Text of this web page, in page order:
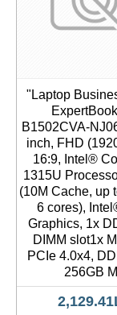
"Laptop
B1502CVA-
inch, FHD
16:9, Intel®
1315U
(10M Cache, up
6 cores),
Graphics, 1x
DIMM slot1x
PCIe 4.0x4,
256GB